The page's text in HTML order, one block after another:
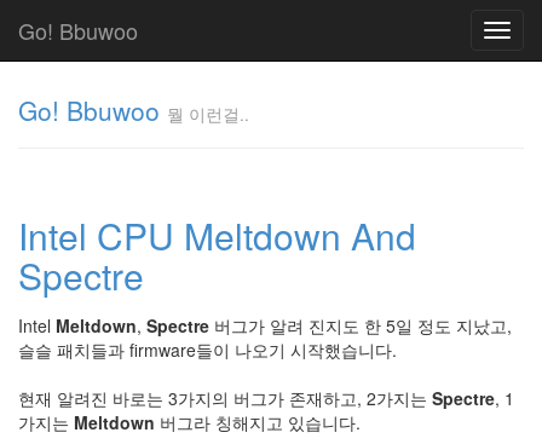
Go! Bbuwoo
Go! Bbuwoo 뭘 이런걸..
Intel CPU Meltdown And
Spectre
Intel Meltdown, Spectre 버그가 알려 진지도 한 5일 정도 지났고,
슬슬 패치들과 firmware들이 나오기 시작했습니다.
현재 알려진 바로는 3가지의 버그가 존재하고, 2가지는 Spectre, 1
가지는 Meltdown 버그라 칭해지고 있습니다.
걸..
김
정
균
Cloud